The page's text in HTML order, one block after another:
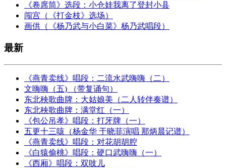
《卷席筒》选段：小仓娃我离了登封小县
闯宫（《打金枝》选场）
画供（《杨乃武与小白菜》杨乃武唱段）
最新
《燕青卖线》唱段：二流水武嗨嗨（二）
文嗨嗨（五) （带复诵句）
东北秧歌曲牌：大姑娘美（二人转伴奏谱）
东北秧歌曲牌：满堂红（一）
《包公吊孝》唱段：打牙牌（一）
五更十三咳（杨金华 于晓菲演唱 那炳晨记谱）
《燕青卖线》唱段：对花胡胡腔
《白猿偷桃》唱段：硬口武嗨嗨（一）
《西厢》唱段：双吱儿